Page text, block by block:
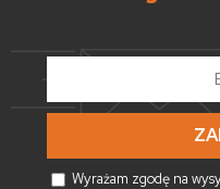
*
Wyrażam zgodę na